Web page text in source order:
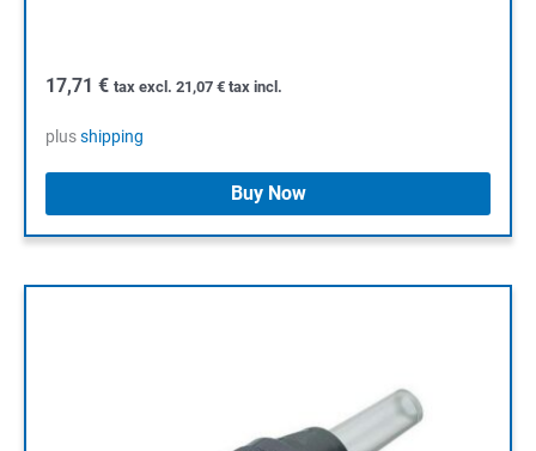
17,71 € tax excl. 21,07 € tax incl.
plusshipping
Buy Now